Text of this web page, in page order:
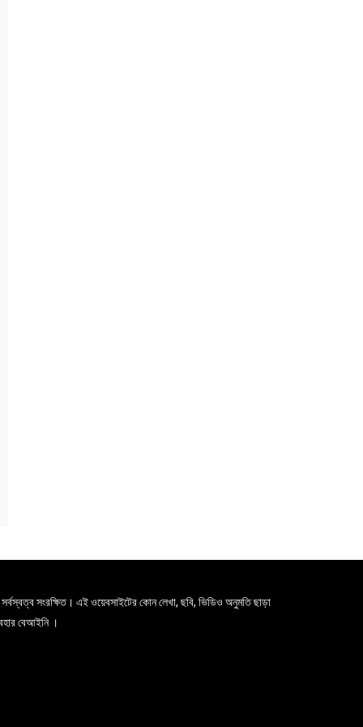
সংরক্ষিত। এই ওয়েবসাইটের কোন লেখা, ছবি, ভিডিও অনুমতি ছাড়া
বেআইনি ।